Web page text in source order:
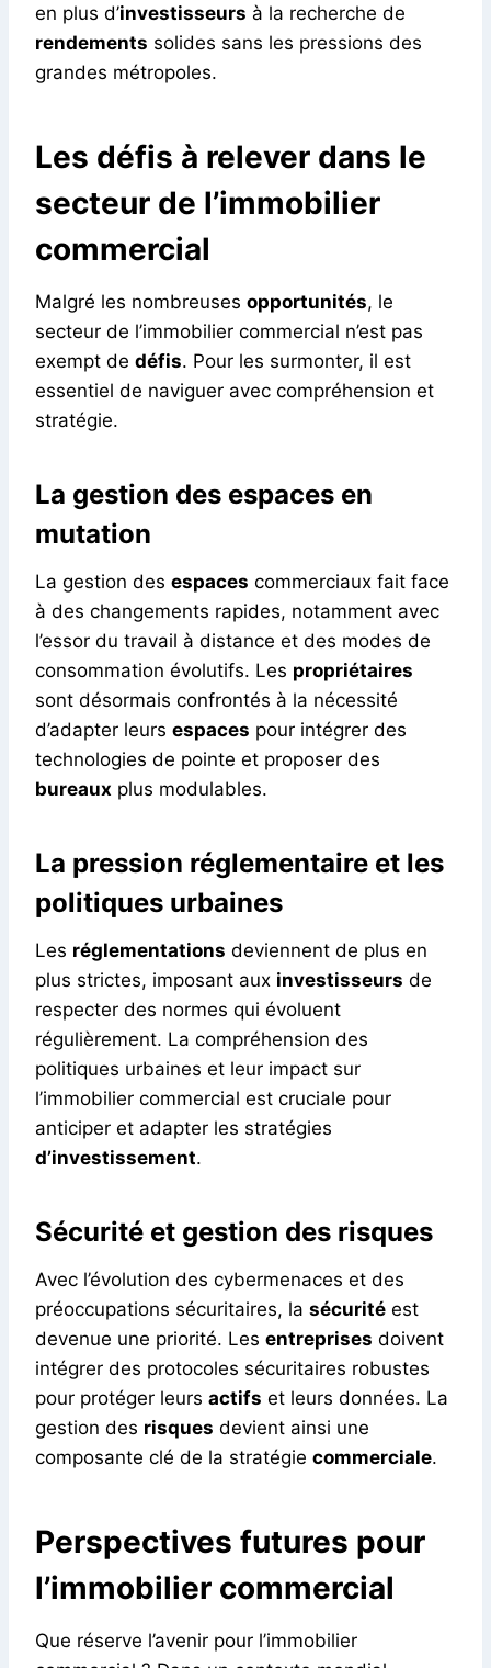
en plus d’investisseurs à la recherche de
rendements solides sans les pressions des
grandes métropoles.
Les défis à relever dans le
secteur de l’immobilier
commercial
Malgré les nombreuses opportunités, le
secteur de l’immobilier commercial n’est pas
exempt de défis. Pour les surmonter, il est
essentiel de naviguer avec compréhension et
stratégie.
La gestion des espaces en
mutation
La gestion des espaces commerciaux fait face
à des changements rapides, notamment avec
l’essor du travail à distance et des modes de
consommation évolutifs. Les propriétaires
sont désormais confrontés à la nécessité
d’adapter leurs espaces pour intégrer des
technologies de pointe et proposer des
bureaux plus modulables.
La pression réglementaire et les
politiques urbaines
Les réglementations deviennent de plus en
plus strictes, imposant aux investisseurs de
respecter des normes qui évoluent
régulièrement. La compréhension des
politiques urbaines et leur impact sur
l’immobilier commercial est cruciale pour
anticiper et adapter les stratégies
d’investissement.
Sécurité et gestion des risques
Avec l’évolution des cybermenaces et des
préoccupations sécuritaires, la sécurité est
devenue une priorité. Les entreprises doivent
intégrer des protocoles sécuritaires robustes
pour protéger leurs actifs et leurs données. La
gestion des risques devient ainsi une
composante clé de la stratégie commerciale.
Perspectives futures pour
l’immobilier commercial
Que réserve l’avenir pour l’immobilier